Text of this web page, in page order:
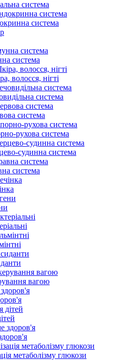
система
система
система
волосся, нігті
система
система
рухова система
судинна система
система
вагою
метаболізму глюкози